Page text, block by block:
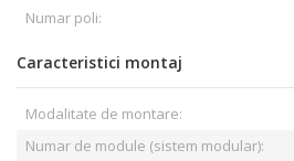
Numar poli:
Caracteristici montaj
Modalitate de montare:
Numar de module (sistem modular):